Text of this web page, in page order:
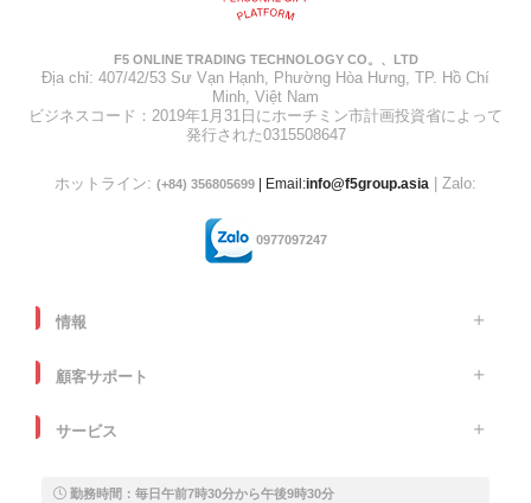
F5 ONLINE TRADING TECHNOLOGY CO。、LTD
Địa chỉ: 407/42/53 Sư Vạn Hạnh, Phường Hòa Hưng, TP. Hồ Chí
Minh, Việt Nam
ビジネスコード：2019年1月31日にホーチミン市計画投資省によって
発行された0315508647
ホットライン: (+84) 356805699 | Email:info@f5group.asia | Zalo:
0977097247
情報
顧客サポート
サービス
勤務時間：毎日午前7時30分から午後9時30分